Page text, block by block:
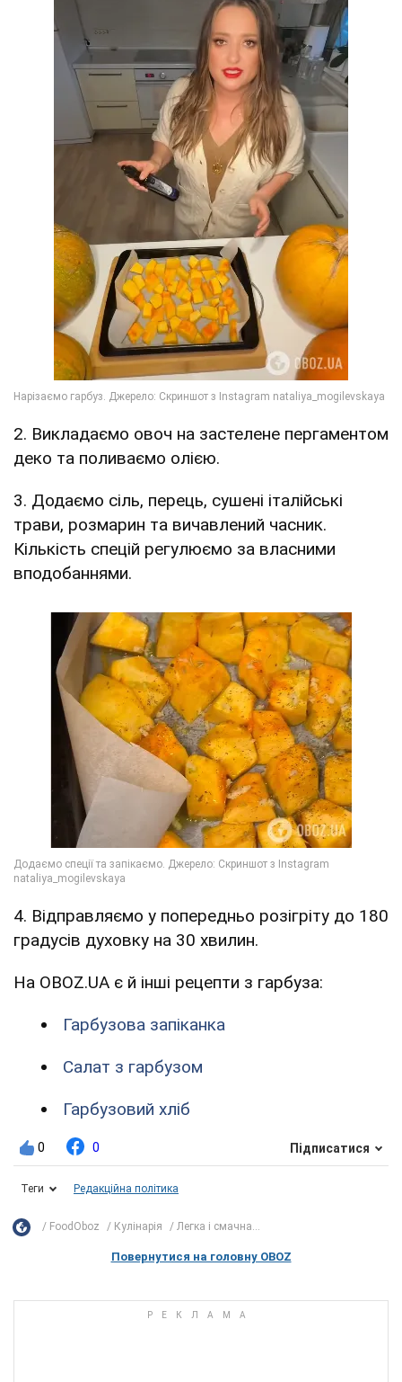
2. Викладаємо овоч на застелене пергаментом
деко та поливаємо олією.
3. Додаємо сіль, перець, сушені італійські
трави, розмарин та вичавлений часник.
Кількість спецій регулюємо за власними
вподобаннями.
4. Відправляємо у попередньо розігріту до 180
градусів духовку на 30 хвилин.
На OBOZ.UA є й інші рецепти з гарбуза:
Гарбузова запіканка
Салат з гарбузом
Гарбузовий хліб
0 0 Підписатися
Теги Редакційна політика
FoodOboz Кулінарія Легка і смачна...
Повернутися на головну OBOZ